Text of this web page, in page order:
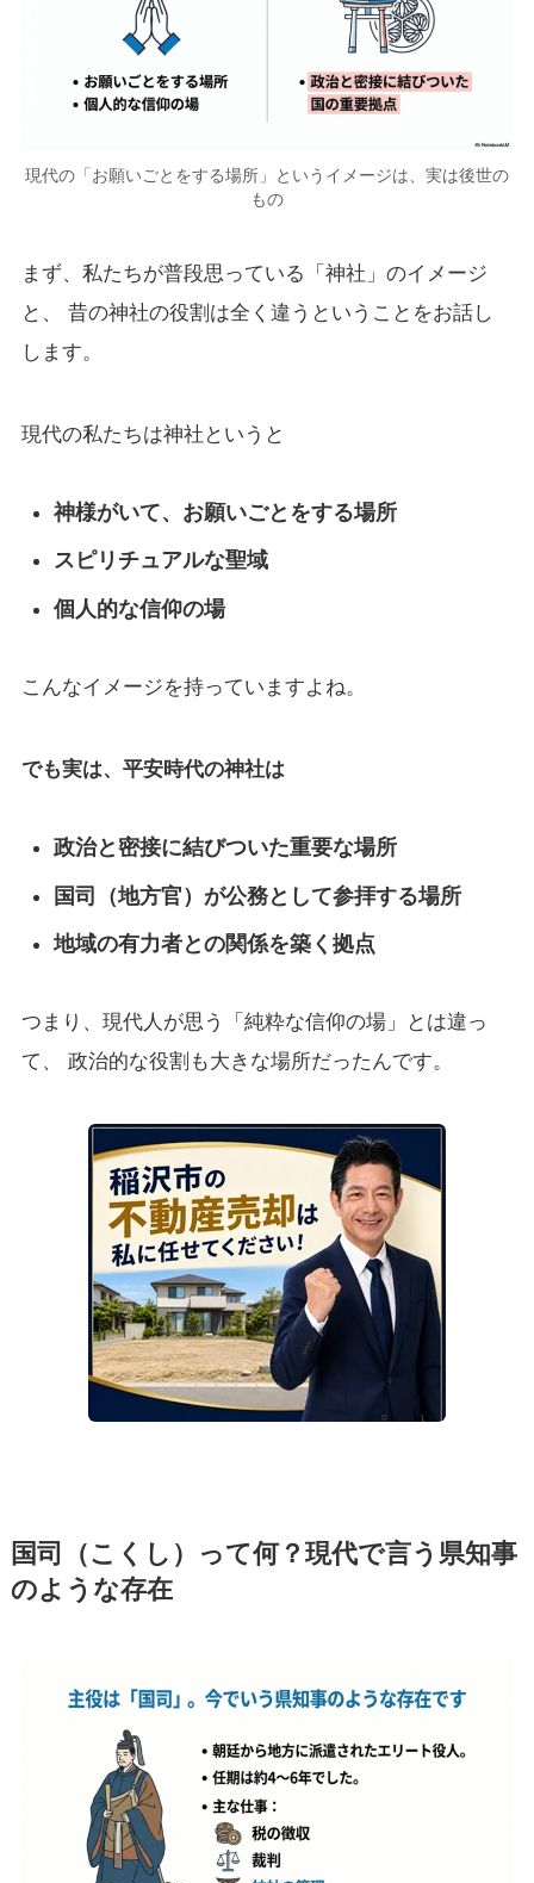
現代の「お願いごとをする場所」というイメージは、実は後世の
もの
まず、私たちが普段思っている「神社」のイメージ
と、 昔の神社の役割は全く違うということをお話し
します。
現代の私たちは神社というと
神様がいて、お願いごとをする場所
スピリチュアルな聖域
個人的な信仰の場
こんなイメージを持っていますよね。
でも実は、平安時代の神社は
政治と密接に結びついた重要な場所
国司（地方官）が公務として参拝する場所
地域の有力者との関係を築く拠点
つまり、現代人が思う「純粋な信仰の場」とは違っ
て、 政治的な役割も大きな場所だったんです。
国司（こくし）って何？現代で言う県知事
のような存在